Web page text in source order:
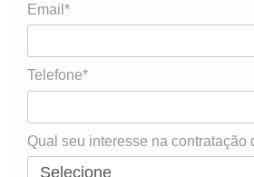
Email*
Telefone*
Qual seu interesse na contratação